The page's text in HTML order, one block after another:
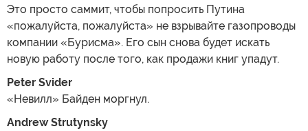
Это просто саммит, чтобы попросить Путина
«пожалуйста, пожалуйста» не взрывайте газопроводы
компании «Бурисма». Его сын снова будет искать
новую работу после того, как продажи книг упадут.
Peter Svider
«Невилл» Байден моргнул.
Andrew Strutynsky